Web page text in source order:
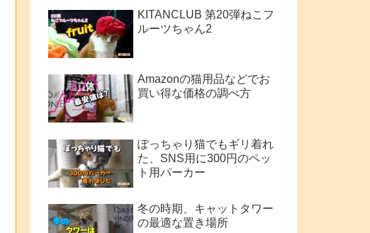
KITANCLUB 第20弾ねこフ
ルーツちゃん2
Amazonの猫用品などでお
買い得な価格の調べ方
ぽっちゃり猫でもギリ着れ
た、SNS用に300円のペッ
ト用パーカー
冬の時期、キャットタワー
の最適な置き場所